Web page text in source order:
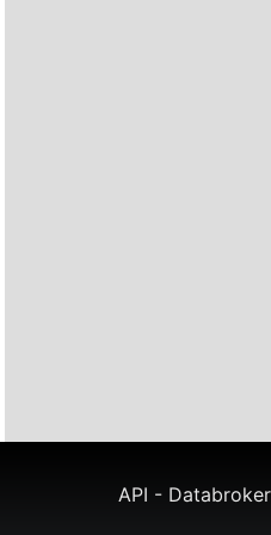
API - Databroker